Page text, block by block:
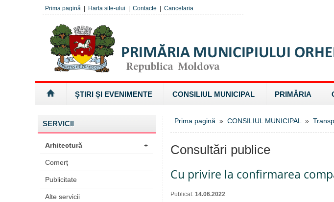
Prima pagină Harta site-ului Contacte Cancelaria
ȘTIRI ȘI EVENIMENTE CONSILIUL MUNICIPAL PRIMĂRIA
SERVICII
Arhitectură +
Comerț
Publicitate
Alte servicii
Prima pagină » CONSILIUL MUNICIPAL »
Consultări publice
Cu privire la confirmarea
Publicat: 14.06.2022